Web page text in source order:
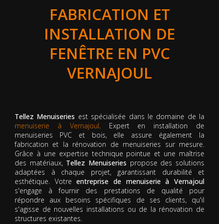
FABRICATION ET
INSTALLATION DE
FENÊTRE EN PVC
VERNAJOUL
Tellez Menuiseries est spécialisée dans le domaine de la
menuiserie à Vernajoul. Expert en installation de
menuiseries PVC et bois, elle assure également la
fabrication et la rénovation de menuiseries sur mesure.
Grâce à une expertise technique pointue et une maîtrise
des matériaux, Tellez Menuiseries propose des solutions
adaptées à chaque projet, garantissant durabilité et
esthétique. Votreentreprise de menuiserie à Vernajoul
s'engage à fournir des prestations de qualité pour
répondre aux besoins spécifiques de ses clients, qu'il
s'agisse de nouvelles installations ou de la rénovation de
structures existantes.